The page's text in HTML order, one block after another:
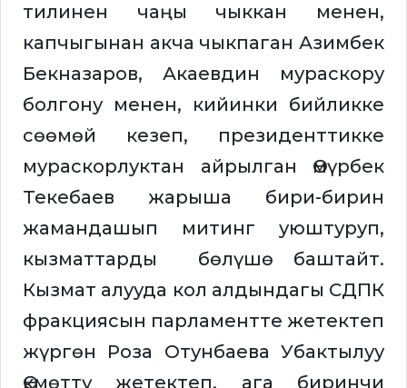
тилинен чаңы чыккан менен,
капчыгынан акча чыкпаган Азимбек
Бекназаров, Акаевдин мураскору
болгону менен, кийинки бийликке
сөөмөй кезеп, президенттикке
мураскорлуктан айрылган Өмүрбек
Текебаев жарыша бири-бирин
жамандашып митинг уюштуруп,
кызматтарды бөлүшө баштайт.
Кызмат алууда кол алдындагы СДПК
фракциясын парламентте жетектеп
жүргөн Роза Отунбаева Убактылуу
Өкмөттү жетектеп, ага биринчи